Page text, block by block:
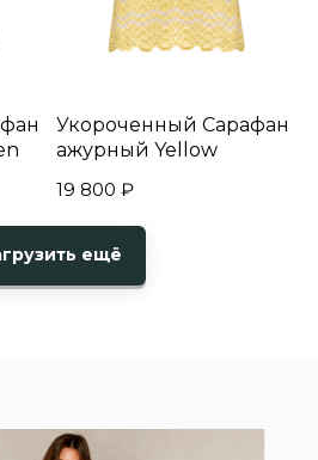
Укороченный Сарафан
ажурный Yellow
19 800 ₽
ещё